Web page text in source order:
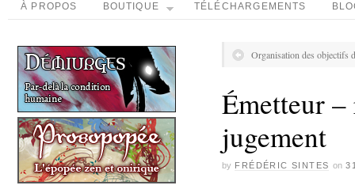
À PROPOS BOUTIQUE TÉLÉCHARGEMENTS
Organisation des objectifs
Émetteur
jugement
by FRÉDÉRIC SINTES on